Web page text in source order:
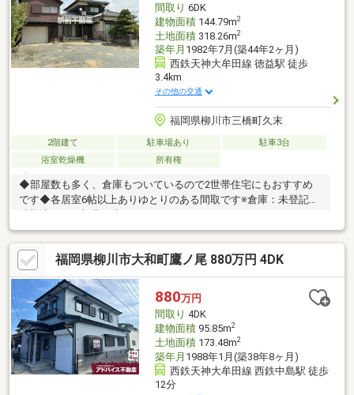
間取り 6DK
建物面積144.79m2
土地面積318.26m2
築年月 1982年7月(築44年2ヶ月)
西鉄天神大牟田線 徳益駅 徒歩
3.4km
その他の交通
福岡県柳川市三橋町久末
2階建て 駐車場あり
駐車3台
浴室乾燥機
所有権
◆部屋数も多く、倉庫もついているので2世帯住宅にもおすすめ
です◆各居室6帖以上ありゆとりのある間取です※倉庫：未登記、
福岡県柳川市大和町鷹ノ尾 880万円 4DK
880万円
間取り 4DK
建物面積95.85m2
土地面積173.48m2
築年月 1988年1月(築38年8ヶ月)
西鉄天神大牟田線 西鉄中島駅 徒歩
12分